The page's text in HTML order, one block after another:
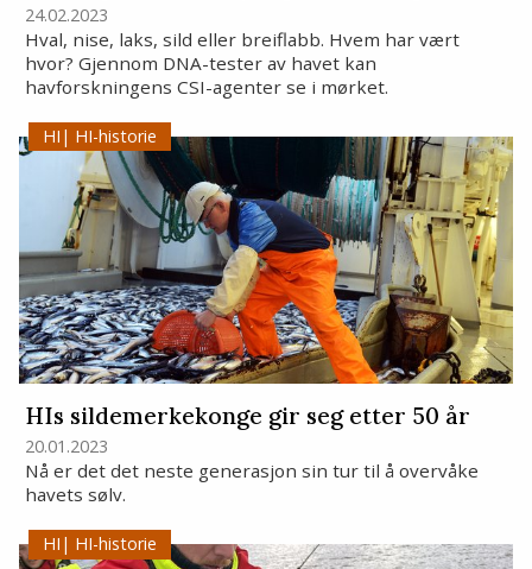
24.02.2023
Hval, nise, laks, sild eller breiflabb. Hvem har vært
hvor? Gjennom DNA-tester av havet kan
havforskningens CSI-agenter se i mørket.
HI-historie
HIs sildemerkekonge gir seg etter 50 år
20.01.2023
Nå er det det neste generasjon sin tur til å overvåke
havets sølv.
HI-historie